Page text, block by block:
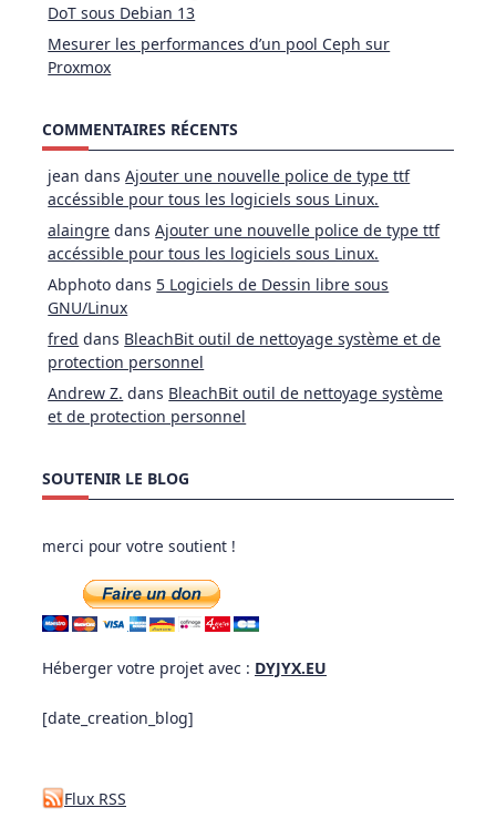
DoT sous Debian 13
Mesurer les performances d’un pool Ceph sur
Proxmox
COMMENTAIRES RÉCENTS
jean dansAjouter une nouvelle police de type ttf
accéssible pour tous les logiciels sous Linux.
alaingre dansAjouter une nouvelle police de type ttf
accéssible pour tous les logiciels sous Linux.
Abphoto dans 5 Logiciels de Dessin libre sous
GNU/Linux
fred dans BleachBit outil de nettoyage système et de
protection personnel
Andrew Z. dans BleachBit outil de nettoyage système
et de protection personnel
SOUTENIR LE BLOG
merci pour votre soutient !
Héberger votre projet avec : DYJYX.EU
[date_creation_blog]
Flux RSS